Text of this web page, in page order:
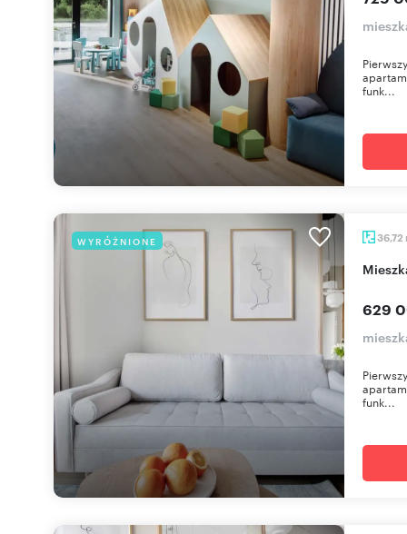
funk...
WYRÓŻNIONE 36,72
629
funk...